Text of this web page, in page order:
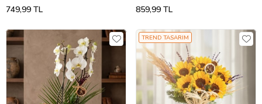
749,99 TL 859,99 TL
TREND TASARIM